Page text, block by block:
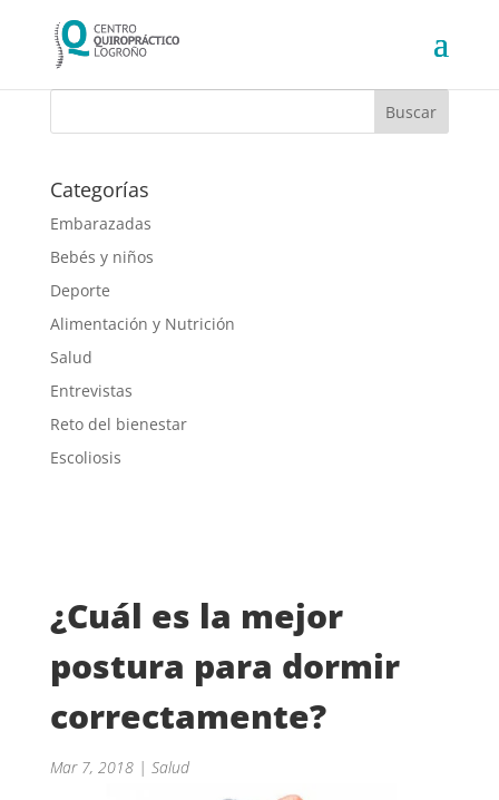
Categorías
Embarazadas
Bebés y niños
Deporte
Alimentación y Nutrición
Salud
Entrevistas
Reto del bienestar
Escoliosis
¿Cuál es la mejor
postura para dormir
correctamente?
Mar 7, 2018| Salud